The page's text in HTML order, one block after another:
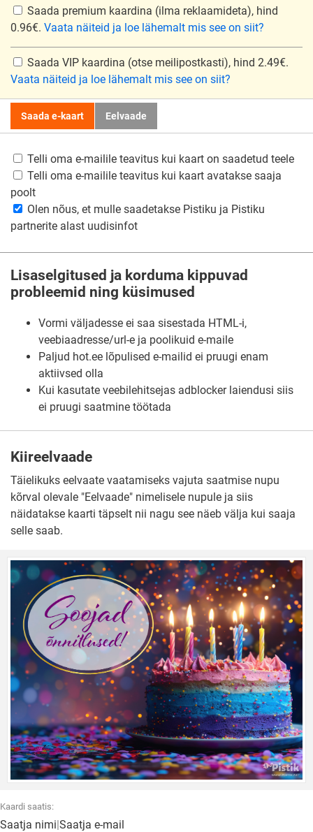
Saada premium kaardina (ilma reklaamideta), hind
0.96€. Vaata näiteid ja loe lähemalt mis see on siit?
Saada VIP kaardina (otse meilipostkasti), hind 2.49€.
Vaata näiteid ja loe lähemalt mis see on siit?
Saada e-kaart Eelvaade
Telli oma e-mailile teavitus kui kaart on saadetud teele
Telli oma e-mailile teavitus kui kaart avatakse saaja
poolt
Olen nõus, et mulle saadetakse Pistiku ja Pistiku
partnerite alast uudisinfot
Lisaselgitused ja korduma kippuvad
probleemid ning küsimused
Vormi väljadesse ei saa sisestada HTML-i,
veebiaadresse/url-e ja poolikuid e-maile
Paljud hot.ee lõpulised e-mailid ei pruugi enam
aktiivsed olla
Kui kasutate veebilehitsejas adblocker laiendusi siis
ei pruugi saatmine töötada
Kiireelvaade
Täielikuks eelvaate vaatamiseks vajuta saatmise nupu
kõrval olevale "Eelvaade" nimelisele nupule ja siis
näidatakse kaarti täpselt nii nagu see näeb välja kui saaja
selle saab.
Kaardi saatis:
Saatja nimi|Saatja e-mail